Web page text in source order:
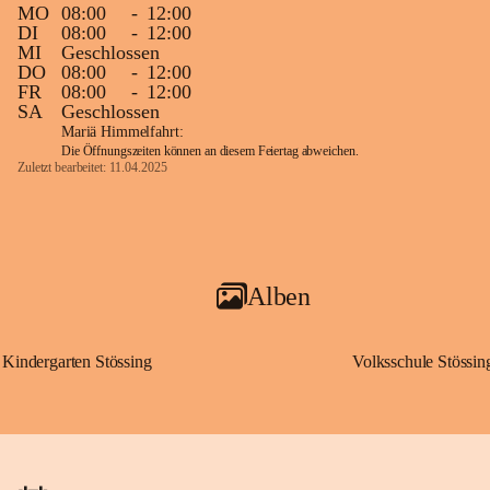
MO 08:00 - 12:00
DI
08:00 - 12:00
MI
Geschlossen
DO
08:00 - 12:00
FR
08:00 - 12:00
SA
Geschlossen
Mariä Himmelfahrt:
Die Öffnungszeiten können an diesem Feiertag abweichen.
Zuletzt bearbeitet: 11.04.2025
Alben
Kindergarten Stössing Volksschule